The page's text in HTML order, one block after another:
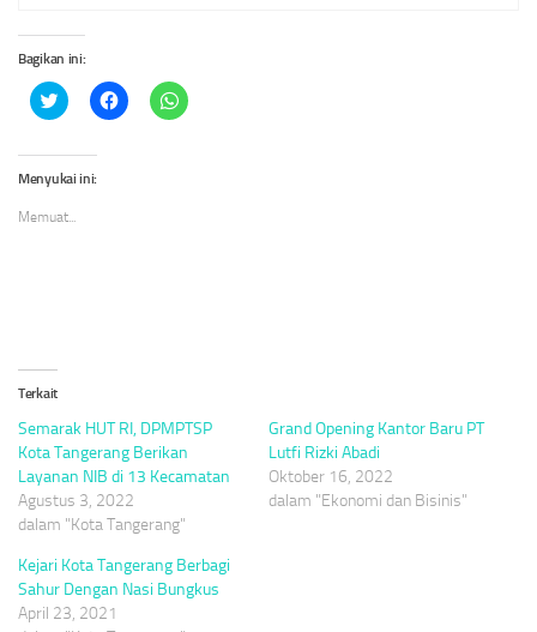
Bagikan ini:
Klik
untuk
Twitter(Membuka
di
baru)
Klik
untuk
Klik
untuk
Menyukai ini:
Memuat...
Terkait
Semarak HUT RI, DPMPTSP
Kota Tangerang Berikan
Layanan NIB di 13 Kecamatan
Agustus 3, 2022
dalam "Kota Tangerang"
Grand Opening Kantor Baru PT
Lutfi Rizki Abadi
Oktober 16, 2022
dalam "Ekonomi dan Bisinis"
Kejari Kota Tangerang Berbagi
Sahur Dengan Nasi Bungkus
April 23, 2021